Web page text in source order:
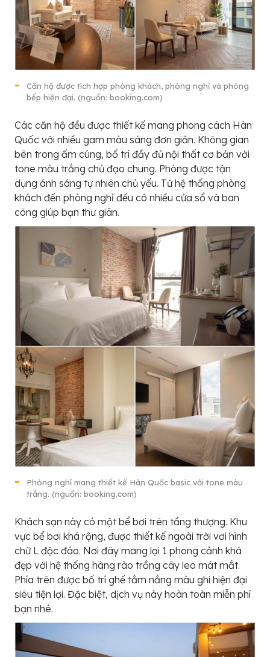
Căn hộ được tích hợp phòng khách, phòng nghỉ và phòng
bếp hiện đại. (nguồn: booking.com)
Các căn hộ đều được thiết kế mang phong cách Hàn
Quốc với nhiều gam màu sáng đơn giản. Không gian
bên trong ấm cúng, bố trí đầy đủ nội thất cơ bản với
tone màu trắng chủ đạo chung. Phòng được tận
dụng ánh sáng tự nhiên chủ yếu. Từ hệ thống phòng
khách đến phòng nghỉ đều có nhiều cửa sổ và ban
công giúp bạn thư giãn.
Phòng nghỉ mang thiết kế Hàn Quốc basic với tone màu
trắng. (nguồn: booking.com)
Khách sạn này có một bể bơi trên tầng thượng. Khu
vực bể bơi khá rộng, được thiết kế ngoài trời vơi hình
chữ L độc đáo. Nơi đây mang lại 1 phong cảnh khá
đẹp với hệ thống hàng rào trồng cây leo mát mắt.
Phía trên được bố trí ghế tắm nắng màu ghi hiện đại
siêu tiện lợi. Đặc biệt, dịch vụ này hoàn toàn miễn phí
bạn nhé.